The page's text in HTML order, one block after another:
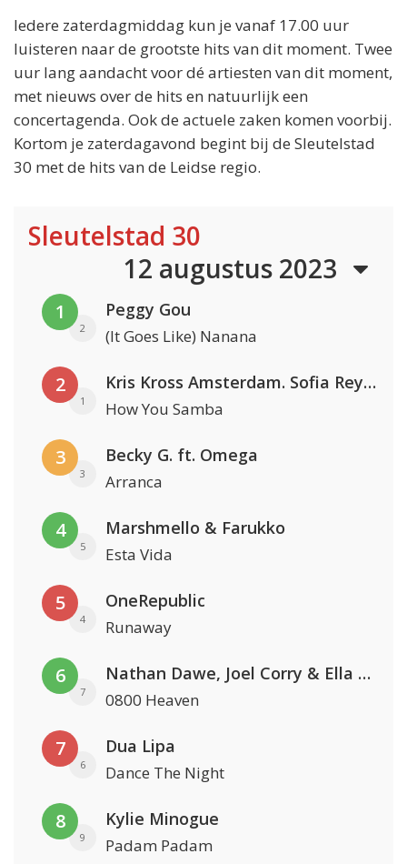
Iedere zaterdagmiddag kun je vanaf 17.00 uur
luisteren naar de grootste hits van dit moment. Twee
uur lang aandacht voor dé artiesten van dit moment,
met nieuws over de hits en natuurlijk een
concertagenda. Ook de actuele zaken komen voorbij.
Kortom je zaterdagavond begint bij de Sleutelstad
30 met de hits van de Leidse regio.
Sleutelstad 30
12 augustus 2023
1
2
Peggy Gou
(It Goes Like) Nanana
2
1
Kris Kross Amsterdam. Sofia Reyes & Tinie Tempah
How You Samba
3
3
Becky G. ft. Omega
Arranca
4
5
Marshmello & Farukko
Esta Vida
5
4
OneRepublic
Runaway
6
7
Nathan Dawe, Joel Corry & Ella Henderson
0800 Heaven
7
6
Dua Lipa
Dance The Night
8
9
Kylie Minogue
Padam Padam